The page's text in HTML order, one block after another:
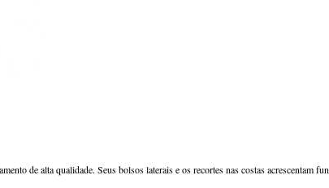
de alta qualidade. Seus bolsos laterais e os recortes nas costas acrescentam